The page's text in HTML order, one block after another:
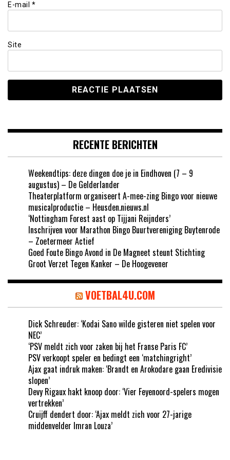
E-mail *
Site
RECENTE BERICHTEN
Weekendtips: deze dingen doe je in Eindhoven (7 – 9
augustus) – De Gelderlander
Theaterplatform organiseert A-mee-zing Bingo voor nieuwe
musicalproductie – Heusden.nieuws.nl
‘Nottingham Forest aast op Tijjani Reijnders’
Inschrijven voor Marathon Bingo Buurtvereniging Buytenrode
– Zoetermeer Actief
Goed Foute Bingo Avond in De Magneet steunt Stichting
Groot Verzet Tegen Kanker – De Hoogevener
VOETBAL4U.COM
Dick Schreuder: ‘Kodai Sano wilde gisteren niet spelen voor
NEC’
‘PSV meldt zich voor zaken bij het Franse Paris FC’
PSV verkoopt speler en bedingt een ‘matchingright’
Ajax gaat indruk maken: ‘Brandt en Arokodare gaan Eredivisie
slopen’
Devy Rigaux hakt knoop door: ‘Vier Feyenoord-spelers mogen
vertrekken’
Cruijff dendert door: ‘Ajax meldt zich voor 27-jarige
middenvelder Imran Louza’